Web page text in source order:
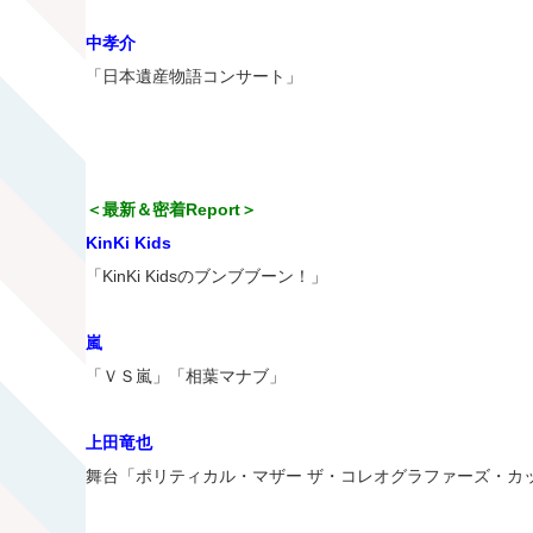
中孝介
「日本遺産物語コンサート」
＜最新＆密着Report＞
KinKi Kids
「KinKi Kidsのブンブブーン！」
嵐
「ＶＳ嵐」「相葉マナブ」
上田竜也
舞台「ポリティカル・マザー ザ・コレオグラファーズ・カ